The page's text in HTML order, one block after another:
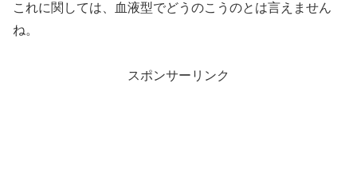
これに関しては、血液型でどうのこうのとは言えません
ね。
スポンサーリンク